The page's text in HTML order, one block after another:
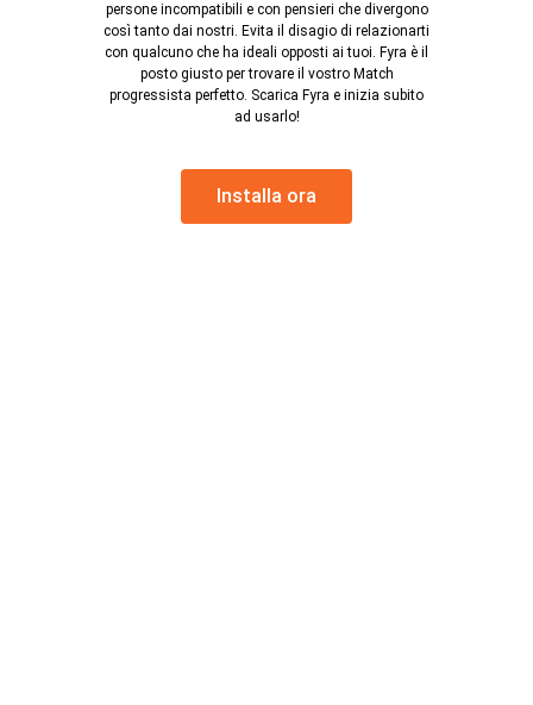
persone incompatibili e con pensieri che divergono
così tanto dai nostri. Evita il disagio di relazionarti
con qualcuno che ha ideali opposti ai tuoi. Fyra è il
posto giusto per trovare il vostro Match
progressista perfetto. Scarica Fyra e inizia subito
ad usarlo!
Installa ora